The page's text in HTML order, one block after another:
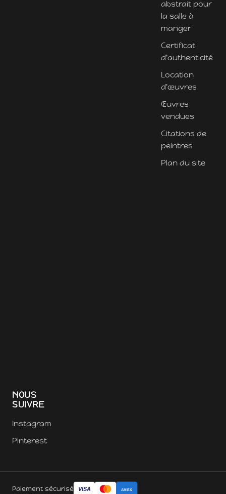
abstrait pour
la salle à
manger
Certificat
d'authenticité
Location
d'œuvres
Œuvres
vendues
Citations de
peintres
Plan du site
NOUS
SUIVRE
Instagram
Pinterest
Paiement sécurisé VISA AMEX